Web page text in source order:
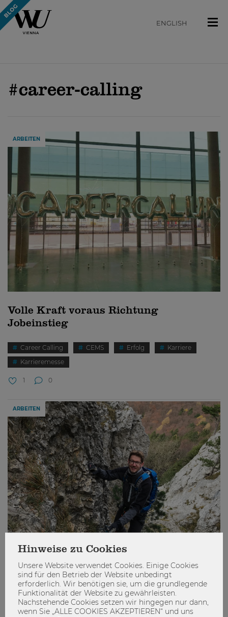
ENGLISH
#career-calling
ARBEITEN
Volle Kraft voraus Richtung
Jobeinstieg
Career Calling CEMS Erfolg
Karriere
Karrieremesse
1 0
ARBEITEN
Durch die Career Calling zum Job
Career Calling Karrieremesse
Hinweise zu Cookies
Unsere Website verwendet Cookies. Einige Cookies
sind für den Betrieb der Website unbedingt
erforderlich. Wir benötigen sie, um die grundlegende
Funktionalität der Website zu gewährleisten.
Nachstehende Cookies setzen wir hingegen nur dann,
wenn Sie „ALLE COOKIES AKZEPTIEREN“ und uns